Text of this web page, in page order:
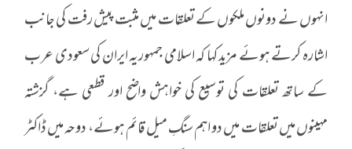
انہوں نے دونوں ملکوں کے تعلقات میں مثبت پیش رفت کی جانب
اشارہ کرتے ہوئے مزید کہا کہ اسلامی جمہوریہ ایران کی سعودی عرب
کے ساتھ تعلقات کی توسیع کی خواہش واضح اور قطعی ہے، گزشتہ
مہینوں میں تعلقات میں دو اہم سنگِ میل قائم ہوئے، دوحہ میں ڈاکٹر